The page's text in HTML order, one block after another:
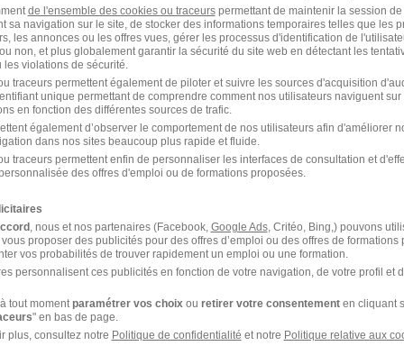
- Assistant Administrateur
Alternance 400 - 1 400 € / mois 2 ans
- Licence Informatique -
de l'ensemble des cookies ou traceurspermettant de maintenir la session
sa navigation sur le site, de stocker des informations temporaires telles que les
les annonces ou les offres vues, gérer les processus d'identification de
non, et plus globalement garantir la sécurité du site web en détectant les
violations de sécurité.
traceurs permettent également de piloter et suivre les sources d'acquisition
unique permettant de comprendre comment nos utilisateurs naviguent sur
en fonction des différentes sources de trafic.
également d’observer le comportement de nos utilisateurs afin d'améliorer
dans nos sites beaucoup plus rapide et fluide.
traceurs permettent enfin de personnaliser les interfaces de consultation et
des offres d'emploi ou de formations proposées.
, nous et nos partenaires (Facebook, Google Ads, Critéo, Bing,) pouvons
proposer des publicités pour des offres d’emploi ou des offres de formations
vos probabilités de trouver rapidement un emploi ou une formation.
personnalisent ces publicités en fonction de votre navigation, de votre profil et
tout moment paramétrer vos choix ou retirer votre consentementen cliquant
" en bas de page.
plus, consultez notre Politique de confidentialité et notre Politique relative aux